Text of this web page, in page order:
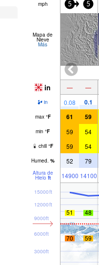
mph 5 5
Mapa de
Nieve
Más
in — —
in 0.08 0.1
max °F 61 59
min °F 59 54
chill °F 59 54
Humed. % 52 79
Altura de
Hielo ft 14900 14100
3000ft
6000ft
9000ft
12000ft
15000ft
51 48
70 59